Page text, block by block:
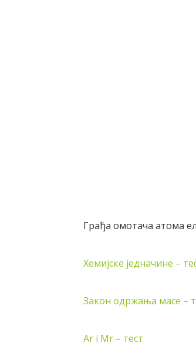
Грађа омотача атома
Хемијске једначине –
Закон одржања масе –
Ar i Mr – тест